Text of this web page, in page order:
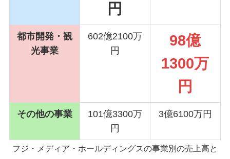
円
都市開発・観
光事業
602億2100万
円
98億
1300万
円
その他の事業
101億3300万
円
3億6100万円
フジ・メディア・ホールディングスの事業別の売上高と